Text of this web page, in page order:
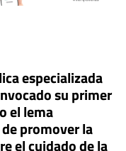
especializada
su primer
el lema
promover la
el cuidado de la